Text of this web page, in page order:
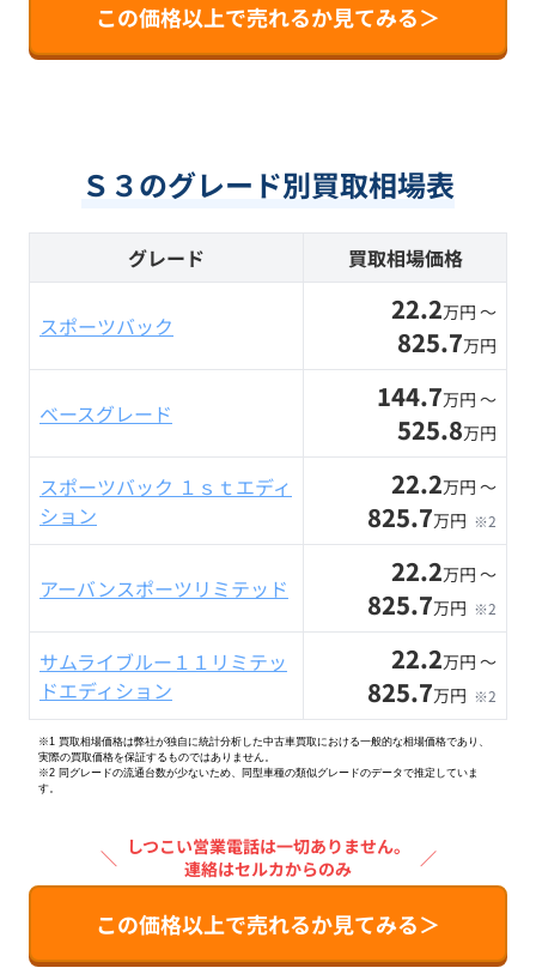
この価格以上で売れるか見てみる＞
Ｓ３のグレード別買取相場表
グレード 買取相場価格
スポーツバック 22.2万円 〜
825.7万円
ベースグレード 144.7万円 〜
525.8万円
スポーツバック １ｓｔエディ
ション
22.2万円 〜
825.7万円 ※2
アーバンスポーツリミテッド 22.2万円 〜
825.7万円 ※2
サムライブルー１１リミテッ
ドエディション
22.2万円 〜
825.7万円 ※2
※1 買取相場価格は弊社が独自に統計分析した中古車買取における一般的な相場価格であり、
実際の買取価格を保証するものではありません。
※2 同グレードの流通台数が少ないため、同型車種の類似グレードのデータで推定していま
す。
＼ しつこい営業電話は一切ありません。
連絡はセルカからのみ
／
この価格以上で売れるか見てみる＞